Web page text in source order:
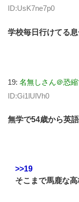
ID:UsK7ne7p0
学校毎日行けてる
19: 名無しさん＠恐
ID:Gi1lUlVh0
無学で54歳から英
>>19
そこまで馬鹿な